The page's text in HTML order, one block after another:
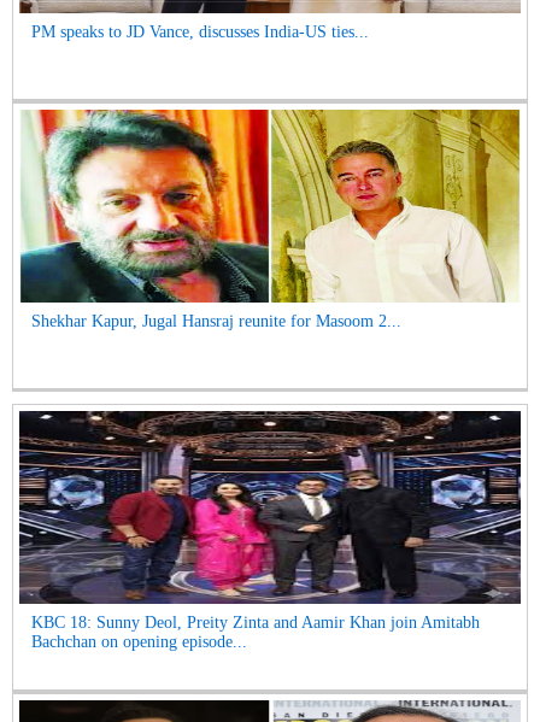
PM speaks to JD Vance, discusses India-US ties...
Shekhar Kapur, Jugal Hansraj reunite for Masoom 2...
KBC 18: Sunny Deol, Preity Zinta and Aamir Khan join Amitabh
Bachchan on opening episode...